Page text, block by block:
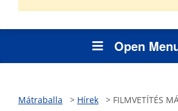
Open
Mátraballa > Hírek > FILMVETÍTÉS